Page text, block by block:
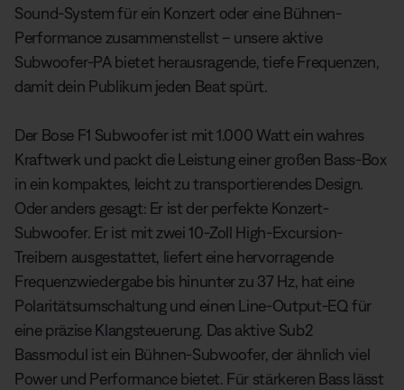
Sound-System für ein Konzert oder eine Bühnen-
Performance zusammenstellst – unsere aktive
Subwoofer-PA bietet herausragende, tiefe Frequenzen,
damit dein Publikum jeden Beat spürt.
Der Bose F1 Subwoofer ist mit 1.000 Watt ein wahres
Kraftwerk und packt die Leistung einer großen Bass-Box
in ein kompaktes, leicht zu transportierendes Design.
Oder anders gesagt: Er ist der perfekte Konzert-
Subwoofer. Er ist mit zwei 10-Zoll High-Excursion-
Treibern ausgestattet, liefert eine hervorragende
Frequenzwiedergabe bis hinunter zu 37 Hz, hat eine
Polaritätsumschaltung und einen Line-Output-EQ für
eine präzise Klangsteuerung. Das aktive Sub2
Bassmodul ist ein Bühnen-Subwoofer, der ähnlich viel
Power und Performance bietet. Für stärkeren Bass lässt